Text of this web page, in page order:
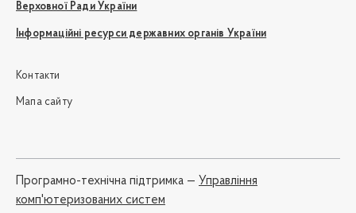
Верховної Ради України
Інформаційні ресурси державних органів України
Контакти
Мапа сайту
Програмно-технічна підтримка — Управління
комп'ютеризованих систем